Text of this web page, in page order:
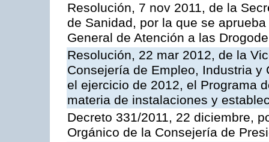
Resolución, 7 nov 2011, de la
de Sanidad, por la que se
General de Atención a las
Resolución, 22 mar 2012, de la
Consejería de Empleo, Industria
el ejercicio de 2012, el Programa
materia de instalaciones y
Decreto 331/2011, 22 diciembre,
Orgánico de la Consejería de